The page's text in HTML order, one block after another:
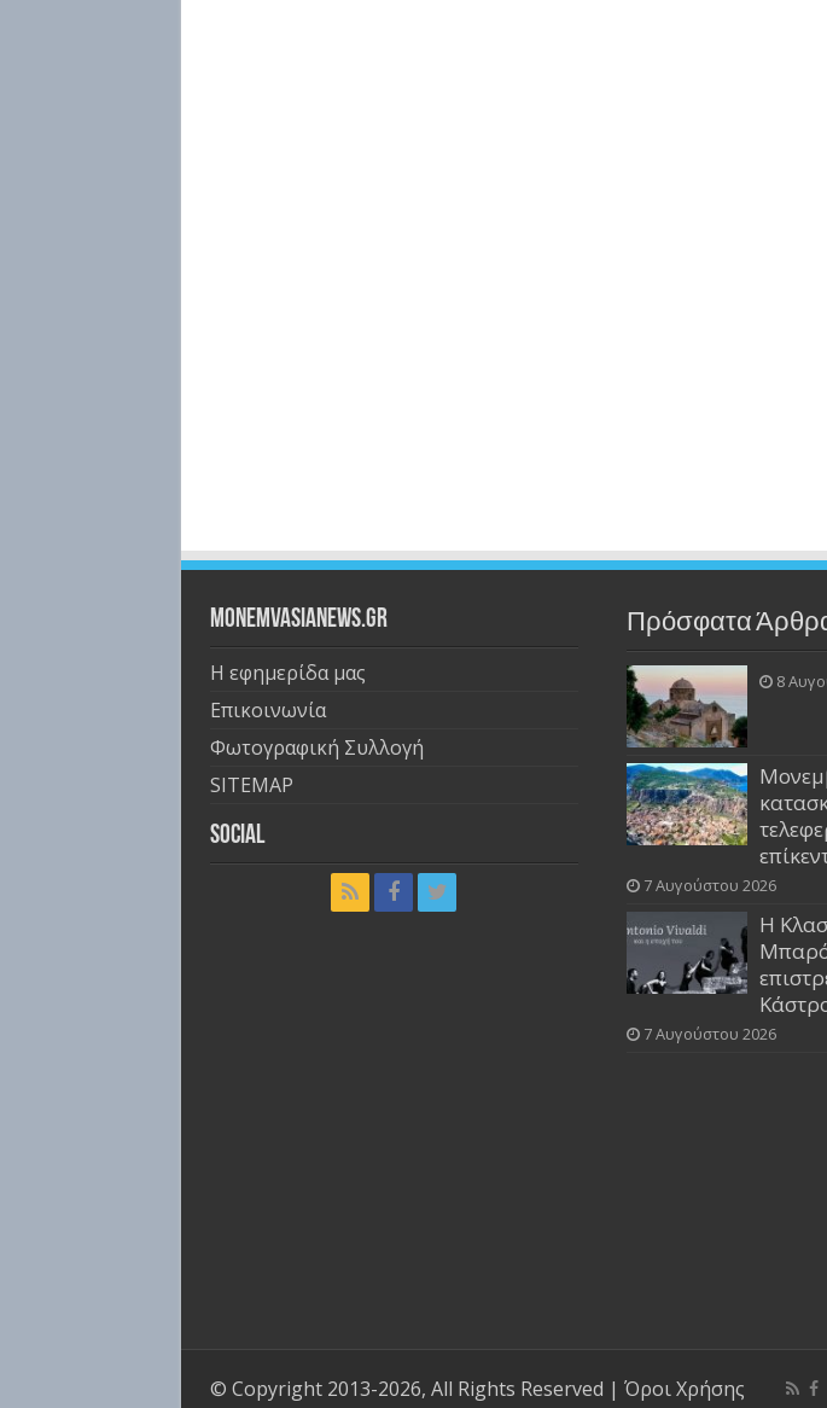
Monemvasianews.gr
Η εφημερίδα μας
Επικοινωνία
Φωτογραφική Συλλογή
SITEMAP
Social
Πρόσφατα
8
7 Αυγούστου 2026
Η
7 Αυγούστου 2026
© Copyright 2013-2026, All Rights Reserved | Όροι Χρήσης